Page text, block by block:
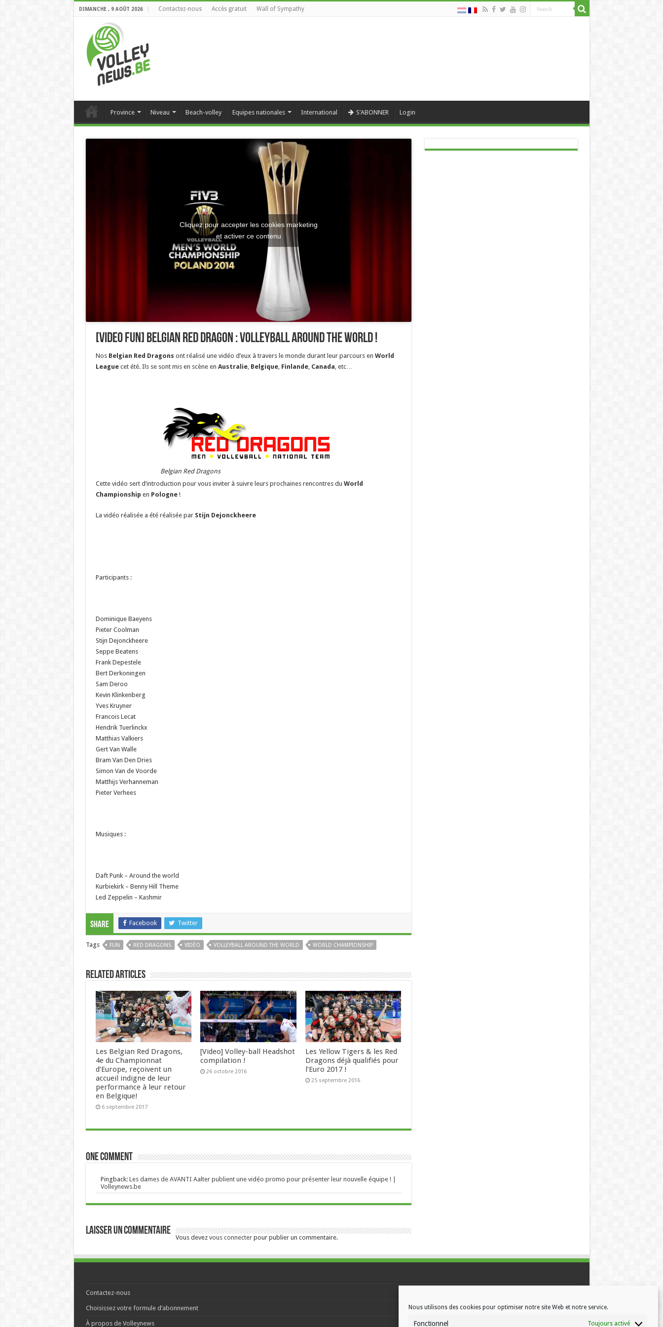
Nous utilisons des cookies pour optimiser notre site Web et notre service.
Fonctionnel Toujours activé
DIMANCHE , 9 AOÛT 2026 Contactez-nous Accès gratuit Wall of Sympathy
Province Niveau Beach-volley Equipes nationales International S’ABONNER Login
Cliquez pour accepter les cookies marketing
et activer ce contenu
[Video Fun] Belgian Red Dragon : Volleyball around the world !
Nos Belgian Red Dragons ont réalisé une vidéo d’eux à travers le monde durant leur parcours en World
Leaguecet été. Ils se sont mis en scène en Australie, Belgique, Finlande, Canada, etc…
Belgian Red Dragons
Cette vidéo sert d’introduction pour vous inviter à suivre leurs prochaines rencontres du World
Championship en Pologne!
La vidéo réalisée a été réalisée parStijn Dejonckheere
Participants :
Dominique Baeyens
Pieter Coolman
Stijn Dejonckheere
Seppe Beatens
Frank Depestele
Bert Derkoningen
Sam Deroo
Kevin Klinkenberg
Yves Kruyner
Francois Lecat
Hendrik Tuerlinckx
Matthias Valkiers
Gert Van Walle
Bram Van Den Dries
Simon Van de Voorde
Matthijs Verhanneman
Pieter Verhees
Musiques :
Daft Punk – Around the world
Kurbiekirk – Benny Hill Theme
Led Zeppelin – Kashmir
Share Facebook Twitter
Tags FUN RED DRAGONS VIDÉO VOLLEYBALL AROUND THE WORLD WORLD CHAMPIONSHIP
Related Articles
Les Belgian Red Dragons,
4e du Championnat
d’Europe, reçoivent un
accueil indigne de leur
performance à leur retour
en Belgique!
6 septembre 2017
[Video] Volley-ball Headshot
compilation !
26 octobre 2016
Les Yellow Tigers & les Red
Dragons déjà qualifiés pour
l’Euro 2017 !
25 septembre 2016
One comment
Pingback: Les dames de AVANTI Aalter publient une vidéo promo pour présenter leur nouvelle équipe ! |
Volleynews.be
Laisser un commentaire
Vous devez vous connecterpour publier un commentaire.
Contactez-nous
Choisissez votre formule d’abonnement
À propos de Volleynews